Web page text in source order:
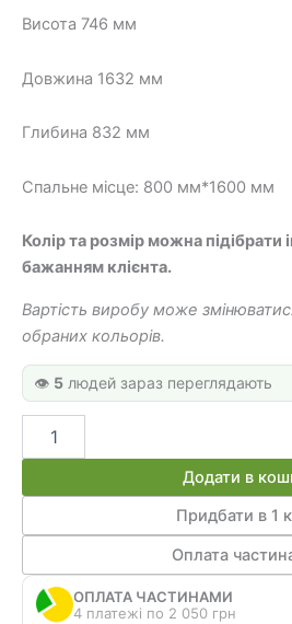
Висота 746 мм
Довжина 1632 мм
Глибина 832 мм
Спальне місце: 800 мм*1600 мм
Колір та розмір можна підібрати
бажанням клієнта.
Вартість виробу може
обраних кольорів.
👁️ 5 людей зараз переглядають
ліжко
550
Додати в
Придбати в 1
Оплата
ОПЛАТА ЧАСТИНАМИ
4 платежі по 2 050 грн